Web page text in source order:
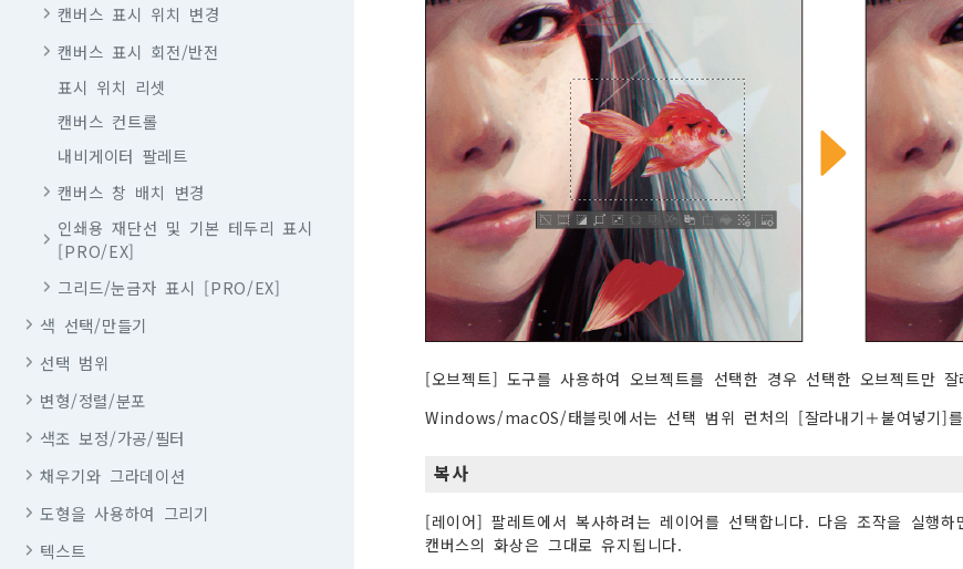
캔버스 표시 위치 변경
캔버스 표시 회전/반전
표시 위치 리셋
캔버스 컨트롤
내비게이터 팔레트
캔버스 창 배치 변경
인쇄용 재단선 및 기본 테두리 표시
[PRO/EX]
그리드/눈금자 표시 [PRO/EX]
색 선택/만들기
선택 범위
변형/정렬/분포
색조 보정/가공/필터
채우기와 그라데이션
도형을 사용하여 그리기
텍스트
[오브젝트] 도구를 사용하여 오브젝트를 선택한 경우 선택한 오브젝트만 잘
Windows/macOS/태블릿에서는 선택 범위 런처의 [잘라내기＋붙여넣기]
복사
[레이어] 팔레트에서 복사하려는 레이어를 선택합니다. 다음 조작을 실행
캔버스의 화상은 그대로 유지됩니다.